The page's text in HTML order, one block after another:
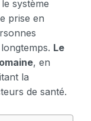
système
prise en
Le
, en
la
de santé.